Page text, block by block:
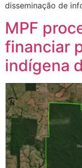
disseminação de
MPF
financiar
indígena